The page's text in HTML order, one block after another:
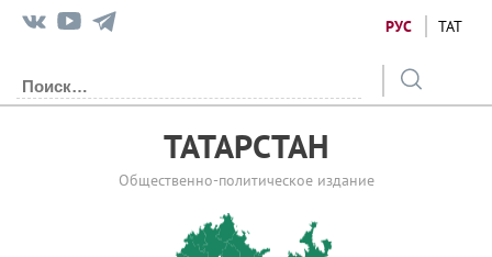
РУС ТАТ
ТАТАРСТАН
Общественно-политическое издание